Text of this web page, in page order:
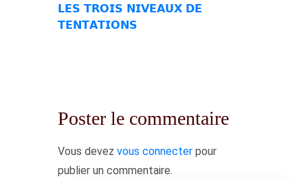
𝗟𝗘𝗦 𝗧𝗥𝗢𝗜𝗦 𝗡𝗜𝗩𝗘𝗔𝗨𝗫 𝗗𝗘
𝗧𝗘𝗡𝗧𝗔𝗧𝗜𝗢𝗡𝗦
Poster le commentaire
Vous devez vous connecter pour
publier un commentaire.